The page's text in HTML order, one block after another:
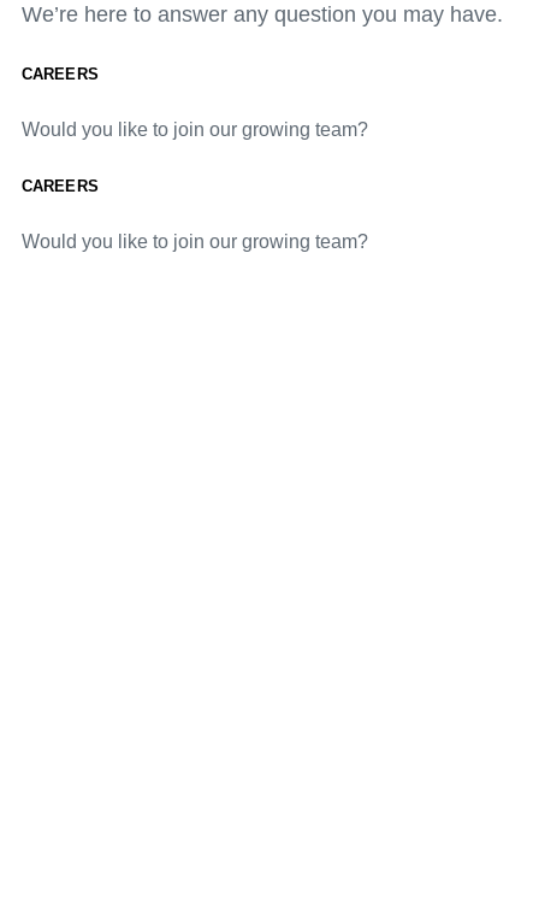
We’re here to answer any question you may have.
CAREERS
Would you like to join our growing team?
CAREERS
Would you like to join our growing team?